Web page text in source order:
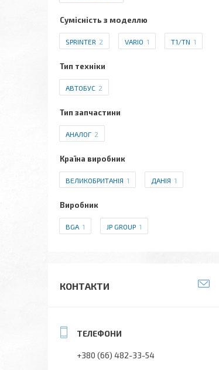
Сумісність з моделлю
SPRINTER 2 VARIO 1 T1/TN 1
Тип техніки
АВТОБУС 2
Тип запчастини
АНАЛОГ 2
Країна виробник
ВЕЛИКОБРИТАНІЯ 1 ДАНІЯ 1
Виробник
BGA 1 JP GROUP 1
КОНТАКТИ
+380 (66) 482-33-54